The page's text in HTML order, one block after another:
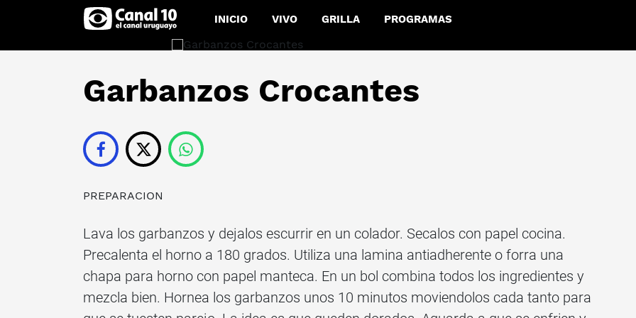
INICIO VIVO GRILLA PROGRAMAS
Garbanzos Crocantes
PREPARACION
Lava los garbanzos y dejalos escurrir en un colador. Secalos con papel cocina.
Precalenta el horno a 180 grados. Utiliza una lamina antiadherente o forra una
chapa para horno con papel manteca. En un bol combina todos los ingredientes y
mezcla bien. Hornea los garbanzos unos 10 minutos moviendolos cada tanto para